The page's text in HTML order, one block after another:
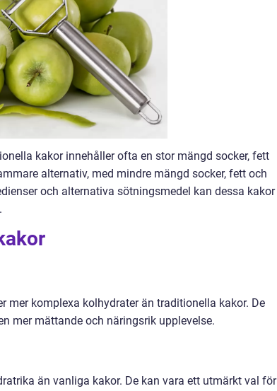
kakor innehåller ofta en stor mängd socker, fett
alternativ, med mindre mängd socker, fett och
och alternativa sötningsmedel kan dessa kakor
mer komplexa kolhydrater än traditionella kakor. De
mer mättande och näringsrik upplevelse.
än vanliga kakor. De kan vara ett utmärkt val för